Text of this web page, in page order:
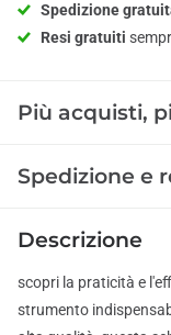
Spedizione
Resi gratuiti
Più acquisti,
Spedizione e
Descrizione
scopri la praticità e
strumento